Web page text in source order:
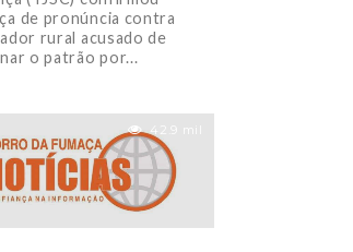
de pronúncia contra
rural acusado de
o patrão por...
42.9 mil